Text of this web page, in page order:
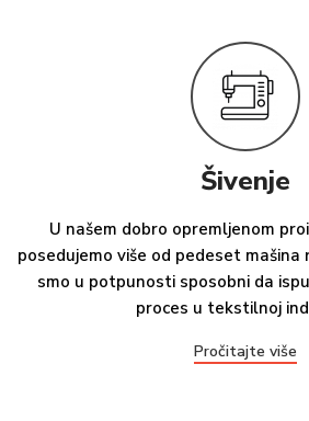
Šivenje
U našem dobro opremljenom
posedujemo više od pedeset mašina
smo u potpunosti sposobni da
proces u tekstilnoj
Pročitajte više